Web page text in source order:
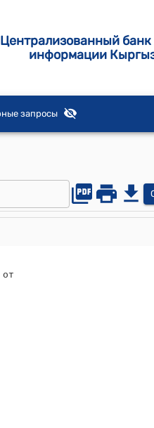
Централизованный
информации
запросы